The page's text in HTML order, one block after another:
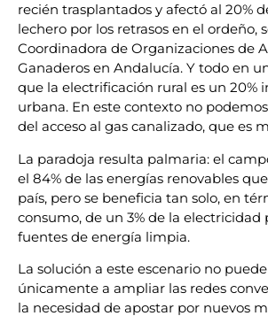
recién trasplantados y afectó al 20%
lechero por los retrasos en el ordeño,
Coordinadora de Organizaciones de
Ganaderos en Andalucía. Y todo en
que la electrificación rural es un 20%
urbana. En este contexto no
del acceso al gas canalizado, que es
La paradoja resulta palmaria: el
el 84% de las energías renovables
país, pero se beneficia tan solo, en
consumo, de un 3% de la electricidad
fuentes de energía limpia.
La solución a este escenario no
únicamente a ampliar las redes
la necesidad de apostar por nuevos